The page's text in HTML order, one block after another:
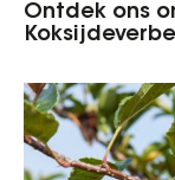
Ontdek ons